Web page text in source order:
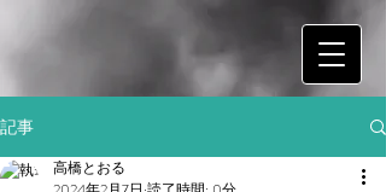
記事
高橋とおる